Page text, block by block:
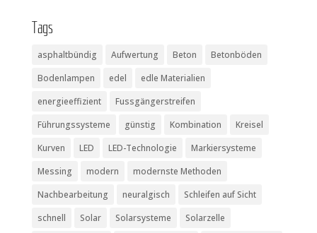
Tags
asphaltbündig Aufwertung Beton
Betonböden
Bodenlampen
edel
edle Materialien
energieeffizient
Fussgängerstreifen
Führungssysteme
günstig Kombination
Kreisel
Kurven
LED LED-Technologie
Markiersysteme
Messing
modern
modernste Methoden
Nachbearbeitung
neuralgisch
Schleifen auf Sicht
schnell
Solar Solarsysteme
Solarzelle